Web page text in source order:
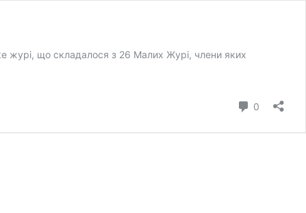
журі, що складалося з 26 Малих Журі, члени яких
0